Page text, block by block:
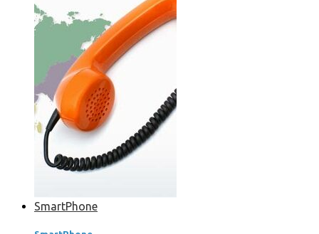
SmartPhone